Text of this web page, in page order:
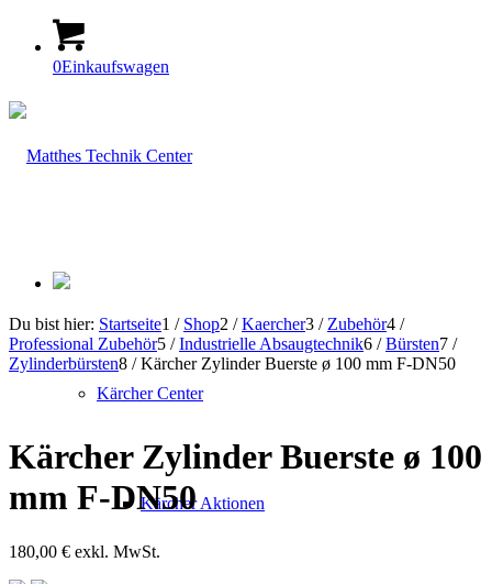
0Einkaufswagen
Kärcher Center
Kärcher Aktionen
Du bist hier: Startseite1 / Shop2 / Kaercher3 / Zubehör4 /
Professional Zubehör5 / Industrielle Absaugtechnik6 / Bürsten7 /
Zylinderbürsten8 / Kärcher Zylinder Buerste ø 100 mm F-DN50
Kärcher Zylinder Buerste ø 100
mm F-DN50
180,00 € exkl. MwSt.